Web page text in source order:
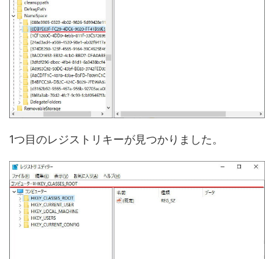
1つ目のレジストリキーが見つかりました。